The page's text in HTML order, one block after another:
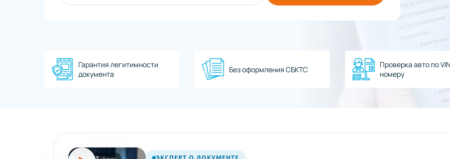
Гарантия легитимности
документа
Без оформления СБКТС
Проверка авто по
номеру